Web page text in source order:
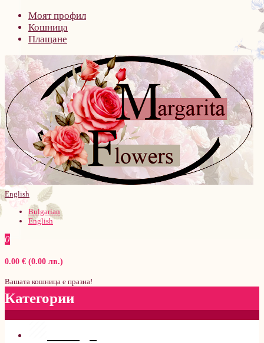
Моят профил
Кошница
Плащане
English
Bulgarian
English
0
0.00 € (0.00 лв.)
Вашата кошница е празна!
Категории